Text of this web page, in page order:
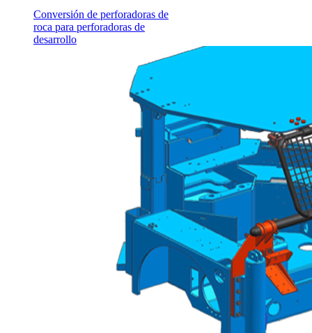
Conversión de perforadoras de
roca para perforadoras de
desarrollo